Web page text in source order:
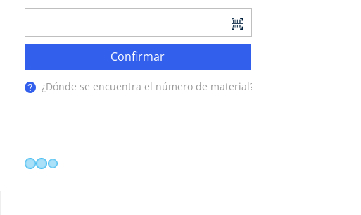
Confirmar
¿Dónde se encuentra el número de material?